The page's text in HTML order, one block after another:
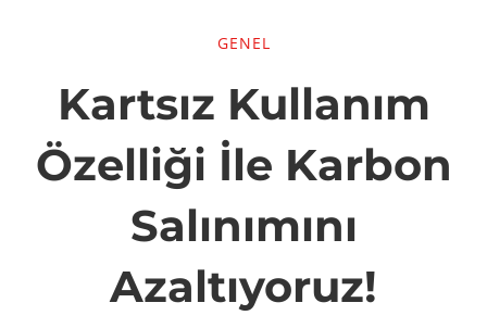
Kullanım
Özelliği
GENEL
Kartsız Kullanım
Özelliği İle Karbon
Salınımını
Azaltıyoruz!